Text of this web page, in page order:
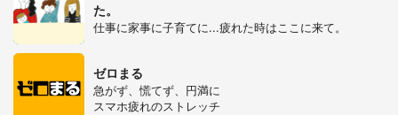
た。
仕事に家事に子育てに...疲れた時はここに来て。
ゼロまる
急がず、慌てず、円満に
スマホ疲れのストレッチ